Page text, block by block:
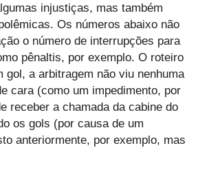
injustiças, mas também
Os números abaixo não
o número de interrupções para
pênaltis, por exemplo. O roteiro
gol, a arbitragem não viu nenhuma
cara (como um impedimento, por
receber a chamada da cabine do
os gols (por causa de um
anteriormente, por exemplo, mas